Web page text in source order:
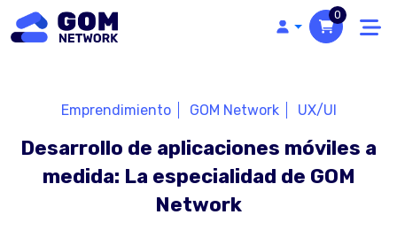
0
Desarrollo de aplicaciones móviles a
medida: La especialidad de GOM
Network
Emprendimiento GOM Network UX/UI